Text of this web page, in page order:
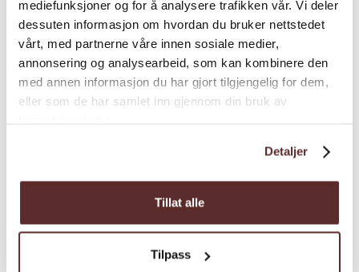
mediefunksjoner og for å analysere trafikken vår. Vi deler
dessuten informasjon om hvordan du bruker nettstedet
vårt, med partnerne våre innen sosiale medier,
annonsering og analysearbeid, som kan kombinere den
med annen informasjon du har gjort tilgjengelig for dem,
eller som de har samlet inn gjennom din bruk av
Detaljer
Tillat alle
Tilpass